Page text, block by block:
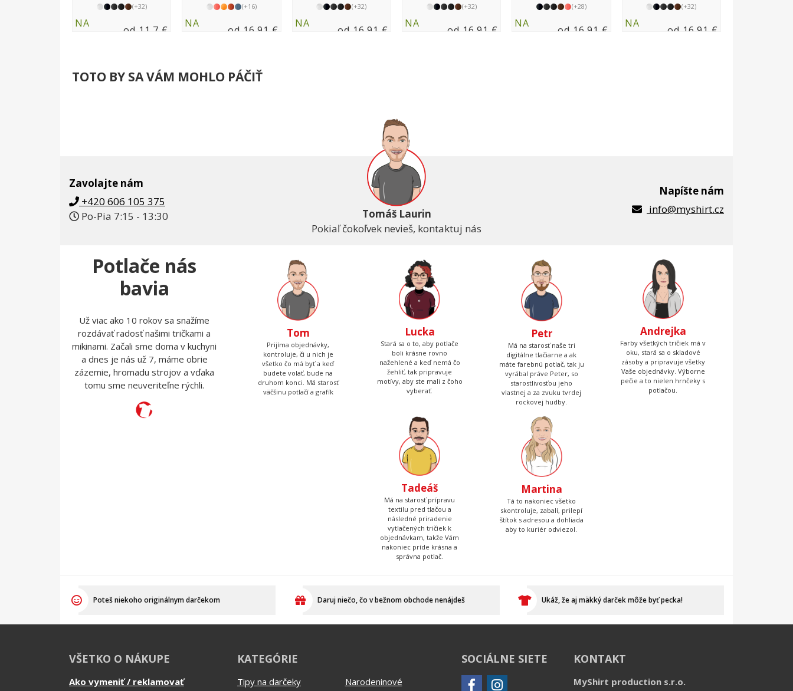
(+32)
NA
od 11.7 €
(+16)
NA
od 16.91 €
(+32)
NA
od 16.91 €
(+32)
NA
od 16.91 €
(+28)
NA
od 16.91 €
(+32)
NA
od 16.91 €
TOTO BY SA VÁM MOHLO PÁČIŤ
Zavolajte nám
+420 606 105 375
Po-Pia 7:15 - 13:30
Tomáš Laurin
Pokiaľ čokoľvek nevieš, kontaktuj nás
Napíšte nám
info@myshirt.cz
Potlače nás
bavia
Už viac ako 10 rokov sa snažíme
rozdávať radosť našimi tričkami a
mikinami. Začali sme doma v kuchyni
a dnes je nás už 7, máme obrie
zázemie, hromadu strojov a vďaka
tomu sme neuveriteľne rýchli.
Tom
Prijíma objednávky,
kontroluje, či u nich je
všetko čo má byť a keď
budete volať, bude na
druhom konci. Má starosť
väčšinu potlačí a grafík
Lucka
Stará sa o to, aby potlače
boli krásne rovno
nažehlené a keď nemá čo
žehliť, tak pripravuje
motívy, aby ste mali z čoho
vyberať.
Petr
Má na starosť naše tri
digitálne tlačiarne a ak
máte farebnú potlač, tak ju
vyrábal práve Peter, so
starostlivosťou jeho
vlastnej a za zvuku tvrdej
rockovej hudby.
Andrejka
Farby všetkých tričiek má v
oku, stará sa o skladové
zásoby a pripravuje všetky
Vaše objednávky. Výborne
pečie a to nielen hrnčeky s
potlačou.
Tadeáš
Má na starosť prípravu
textilu pred tlačou a
následné priradenie
vytlačených tričiek k
objednávkam, takže Vám
nakoniec príde krásna a
správna potlač.
Martina
Tá to nakoniec všetko
skontroluje, zabalí, prilepí
štítok s adresou a dohliada
aby to kuriér odviezol.
Poteš niekoho originálnym darčekom Daruj niečo, čo v bežnom obchode nenájdeš Ukáž, že aj mäkký darček môže byť pecka!
VŠETKO O NÁKUPE
Ako vymeniť / reklamovať
KATEGÓRIE
Tipy na darčeky
Narodeninové
SOCIÁLNE SIETE KONTAKT
MyShirt production s.r.o.